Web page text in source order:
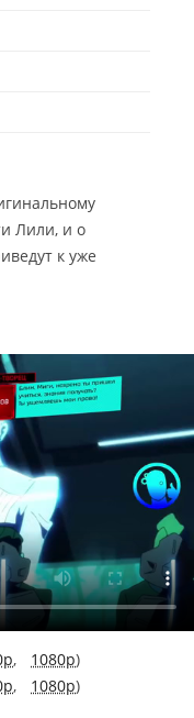
Лили, и о
к уже
, 1080p)
, 1080p)